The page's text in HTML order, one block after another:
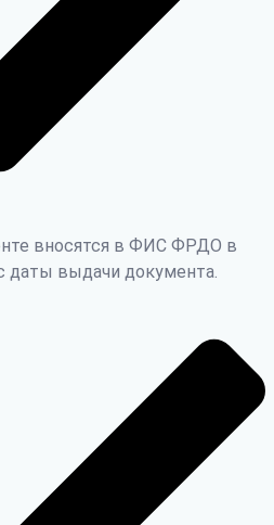
вносятся в ФИС ФРДО в
даты выдачи документа.